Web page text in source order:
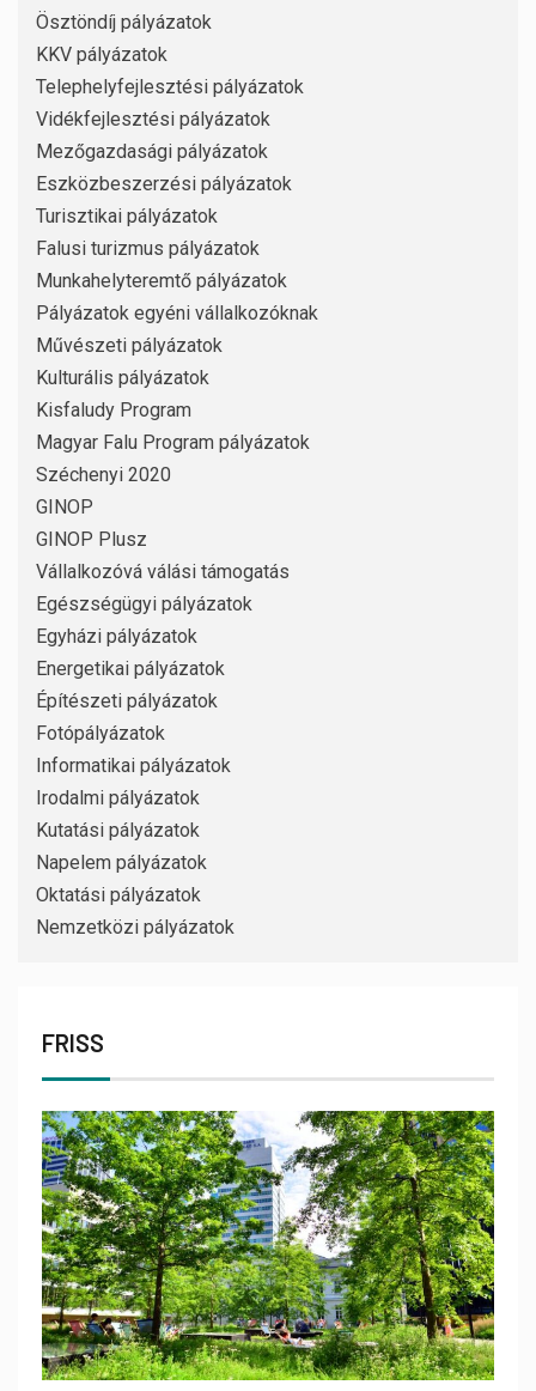
Ösztöndíj pályázatok
KKV pályázatok
Telephelyfejlesztési pályázatok
Vidékfejlesztési pályázatok
Mezőgazdasági pályázatok
Eszközbeszerzési pályázatok
Turisztikai pályázatok
Falusi turizmus pályázatok
Munkahelyteremtő pályázatok
Pályázatok egyéni vállalkozóknak
Művészeti pályázatok
Kulturális pályázatok
Kisfaludy Program
Magyar Falu Program pályázatok
Széchenyi 2020
GINOP
GINOP Plusz
Vállalkozóvá válási támogatás
Egészségügyi pályázatok
Egyházi pályázatok
Energetikai pályázatok
Építészeti pályázatok
Fotópályázatok
Informatikai pályázatok
Irodalmi pályázatok
Kutatási pályázatok
Napelem pályázatok
Oktatási pályázatok
Nemzetközi pályázatok
FRISS